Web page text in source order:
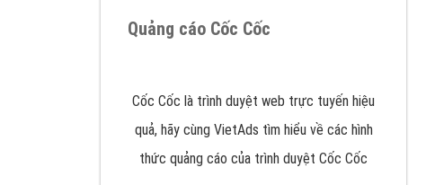
Quảng cáo Cốc Cốc
Cốc Cốc là trình duyệt web trực tuyến hiệu
quả, hãy cùng VietAds tìm hiểu về các hình
thức quảng cáo của trình duyệt Cốc Cốc